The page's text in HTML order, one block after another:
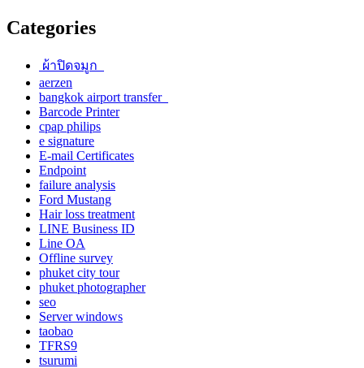
Categories
ผ้าปิดจมูก
aerzen
bangkok airport transfer
Barcode Printer
cpap philips
e signature
E-mail Certificates
Endpoint
failure analysis
Ford Mustang
Hair loss treatment
LINE Business ID
Line OA
Offline survey
phuket city tour
phuket photographer
seo
Server windows
taobao
TFRS9
tsurumi